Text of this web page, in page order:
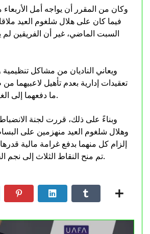
وكان من المقرر أن يواجه أمل الأربعاء
فيما كان على هلال شلغوم العيد
السبت الماضي، غير أن الفريقين
ويعاني الناديان من مشاكل تنظيمية
تعقيدات إدارية بعدم تأهيل لاعبيهما
ما دفعهما إلى الغياب عن المواجهتين.
وبناءً على ذلك، قررت لجنة الانضباط
تم منح النقاط الثلاث إلى نجم القليعة وشبيبة جيجل.